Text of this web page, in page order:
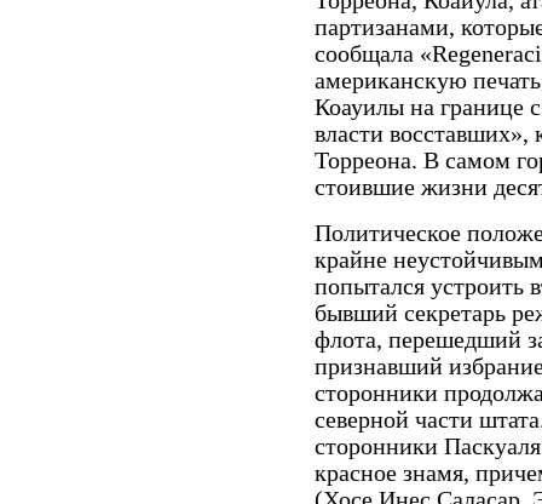
партизанами,
сообщала
американскую
Коауилы на границе
власти восставших»,
Торреона. В самом
стоившие жизни
Политическое
крайне
попытался устроить
бывший секретарь
флота, перешедший
признавший
сторонники
северной части
сторонники
красное знамя,